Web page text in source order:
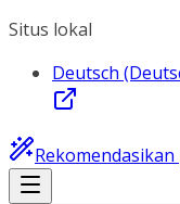
Situs lokal
Deutsch